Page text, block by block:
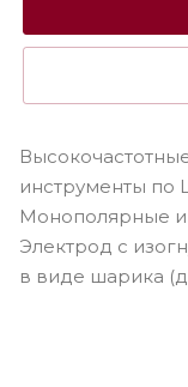
инструменты по
Монополярные
Электрод c
в виде шарика